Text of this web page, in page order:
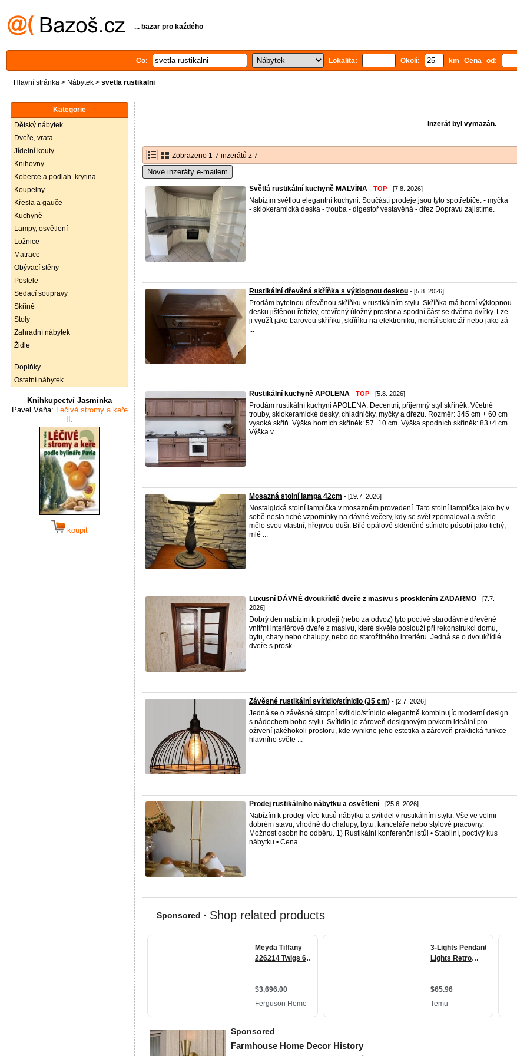
... bazar pro každého
Co: Lokalita: Okolí: km Cena od:
Hlavní stránka > Nábytek > svetla rustikalni
Kategorie
Dětský nábytek
Dveře, vrata
Jídelní kouty
Knihovny
Koberce a podlah. krytina
Koupelny
Křesla a gauče
Kuchyně
Lampy, osvětlení
Ložnice
Matrace
Obývací stěny
Postele
Sedací soupravy
Skříně
Stoly
Zahradní nábytek
Židle
Doplňky
Ostatní nábytek
Knihkupectví Jasmínka
Pavel Váňa: Léčivé stromy a keře
II.
koupit
Inzerát byl vymazán.
Zobrazeno 1-7 inzerátů z 7
Nové inzeráty e-mailem
Světlá rustikální kuchyně MALVÍNA - TOP - [7.8. 2026]
Nabízím světlou elegantní kuchyni. Součástí prodeje jsou tyto spotřebiče: - myčka
- sklokeramická deska - trouba - digestoř vestavěná - dřez Dopravu zajistíme.
Rustikální dřevěná skříňka s výklopnou deskou - [5.8. 2026]
Prodám bytelnou dřevěnou skříňku v rustikálním stylu. Skříňka má horní výklopnou
desku jištěnou řetízky, otevřený úložný prostor a spodní část se dvěma dvířky. Lze
ji využít jako barovou skříňku, skříňku na elektroniku, menší sekretář nebo jako zá
...
Rustikální kuchyně APOLENA - TOP - [5.8. 2026]
Prodám rustikální kuchyni APOLENA. Decentní, příjemný styl skříněk. Včetně
trouby, sklokeramické desky, chladničky, myčky a dřezu. Rozměr: 345 cm + 60 cm
vysoká skříň. Výška horních skříněk: 57+10 cm. Výška spodních skříněk: 83+4 cm.
Výška v ...
Mosazná stolní lampa 42cm - [19.7. 2026]
Nostalgická stolní lampička v mosazném provedení. Tato stolní lampička jako by v
sobě nesla tiché vzpomínky na dávné večery, kdy se svět zpomaloval a světlo
mělo svou vlastní, hřejivou duši. Bílé opálové skleněné stínidlo působí jako tichý,
mlé ...
Luxusní DÁVNÉ dvoukřídlé dveře z masivu s prosklením ZADARMO - [7.7.
2026]
Dobrý den nabízím k prodeji (nebo za odvoz) tyto poctivé starodávné dřevěné
vnitřní interiérové dveře z masivu, které skvěle poslouží při rekonstrukci domu,
bytu, chaty nebo chalupy, nebo do statožitného interiéru. Jedná se o dvoukřídlé
dveře s prosk ...
Závěsné rustikální svítidlo/stínidlo (35 cm) - [2.7. 2026]
Jedná se o závěsné stropní svítidlo/stínidlo elegantně kombinujíc moderní design
s nádechem boho stylu. Svítidlo je zároveň designovým prvkem ideální pro
oživení jakéhokoli prostoru, kde vynikne jeho estetika a zároveň praktická funkce
hlavního světe ...
Prodej rustikálního nábytku a osvětlení - [25.6. 2026]
Nabízím k prodeji více kusů nábytku a svítidel v rustikálním stylu. Vše ve velmi
dobrém stavu, vhodné do chalupy, bytu, kanceláře nebo stylové pracovny.
Možnost osobního odběru. 1) Rustikální konferenční stůl • Stabilní, poctivý kus
nábytku • Cena ...